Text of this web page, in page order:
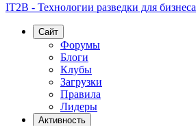
IT2B - Технологии разведки для бизнеса
Сайт
Форумы
Блоги
Клубы
Загрузки
Правила
Лидеры
Активность